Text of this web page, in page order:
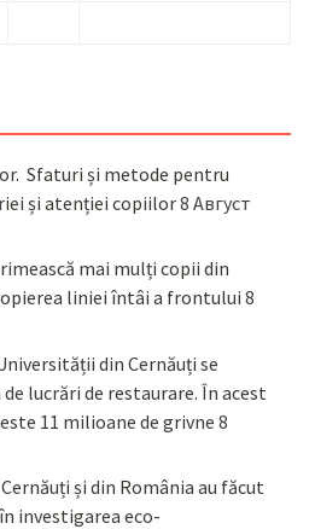
Sfaturi și metode pentru
și atenției copiilor8 Август
mai mulți copii din
liniei întâi a frontului 8
din Cernăuți se
lucrări de restaurare. În acest
11 milioane de grivne 8
și din România au făcut
investigarea eco-